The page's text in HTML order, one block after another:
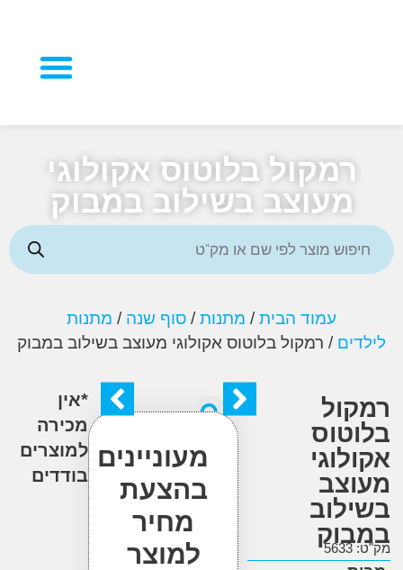
רמקול בלוטוס אקולוגי
מעוצב בשילוב במבוק
עמוד הבית/מתנות /סוף שנה/ מתנות
/ רמקול בלוטוס אקולוגי מעוצב בשילוב במבוק
מעוניינים
בהצעת
מחיר
למוצר
*אין
מכירה
למוצרים
בודדים